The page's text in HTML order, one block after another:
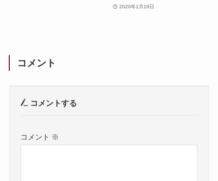
2020年1月19日
コメント
コメントする
コメント ※